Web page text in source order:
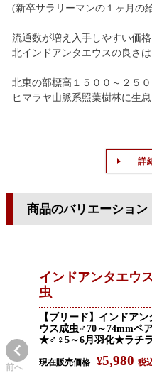
(新卒サラリーマンの１ヶ月の
流通数が増え入手しやすい価格
北インドアンタエウスの良さは
北東の部標高１５００～２５
ヒマラヤ山脈系照葉樹林に生息
詳
商品のバリエーション
前へ
インドアンタエウ
虫
【ブリード】インドアン
ウス成虫♂70～74mmペ
★♂♀5～6月羽化★ラチ
現在販売価格 ¥5,980 税